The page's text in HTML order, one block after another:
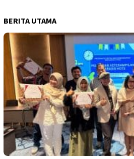
BERITA UTAMA